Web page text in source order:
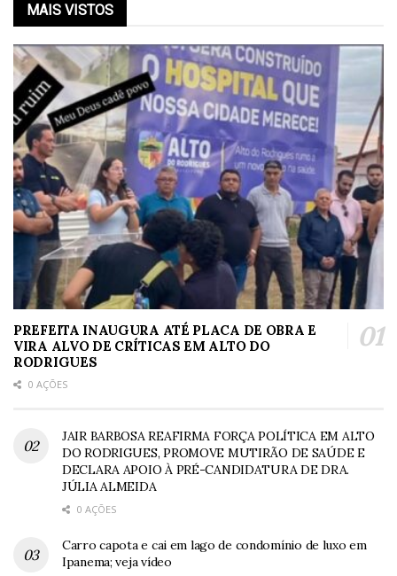
MAIS VISTOS
PREFEITA INAUGURA ATÉ PLACA DE OBRA E
VIRA ALVO DE CRÍTICAS EM ALTO DO
RODRIGUES
0 AÇÕES
JAIR BARBOSA REAFIRMA FORÇA POLÍTICA EM ALTO
DO RODRIGUES, PROMOVE MUTIRÃO DE SAÚDE E
DECLARA APOIO À PRÉ-CANDIDATURA DE DRA.
JÚLIA ALMEIDA
0 AÇÕES
Carro capota e cai em lago de condomínio de luxo em
Ipanema; veja vídeo